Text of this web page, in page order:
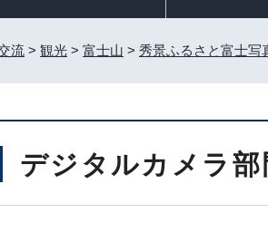
流 > 観光 > 富士山 > 秀景ふるさと富士写
デジタルカメラ部